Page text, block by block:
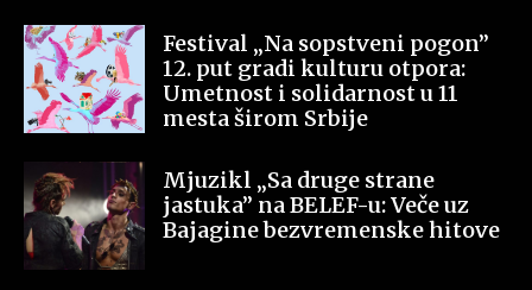
Festival „Na sopstveni pogon”
12. put gradi kulturu otpora:
Umetnost i solidarnost u 11
mesta širom Srbije
Mjuzikl „Sa druge strane
jastuka” na BELEF-u: Veče uz
Bajagine bezvremenske hitove